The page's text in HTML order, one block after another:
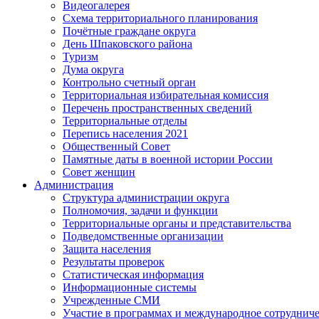
Видеогалерея
Схема территориального планирования
Почётные граждане округа
День Шпаковского района
Туризм
Дума округа
Контрольно счетный орган
Территориальная избирательная комиссия
Перечень пространственных сведений
Территориальные отделы
Перепись населения 2021
Общественный Совет
Памятные даты в военной истории России
Совет женщин
Администрация
Структура администрации округа
Полномочия, задачи и функции
Территориальные органы и представительства
Подведомственные организации
Защита населения
Результаты проверок
Статистическая информация
Информационные системы
Учрежденные СМИ
Участие в программах и международное